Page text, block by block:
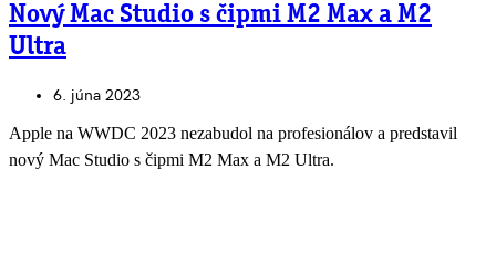
Nový Mac Studio s čipmi M2 Max a M2
Ultra
6. júna 2023
Apple na WWDC 2023 nezabudol na profesionálov a predstavil
nový Mac Studio s čipmi M2 Max a M2 Ultra.